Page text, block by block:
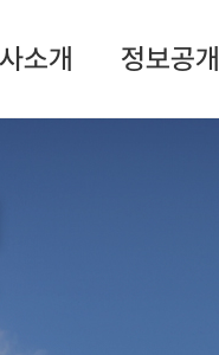
소개 정보공개